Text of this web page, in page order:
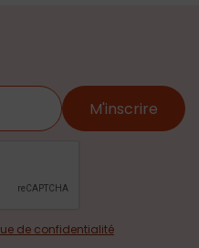
M'inscrire
de confidentialité